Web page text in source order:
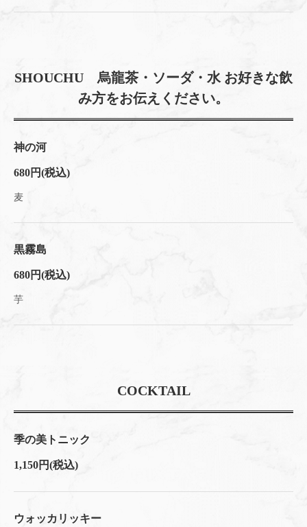
SHOUCHU 烏龍茶・ソーダ・水 お好きな飲
み方をお伝えください。
神の河
680円(税込)
麦
黒霧島
680円(税込)
芋
COCKTAIL
季の美トニック
1,150円(税込)
ウォッカリッキー